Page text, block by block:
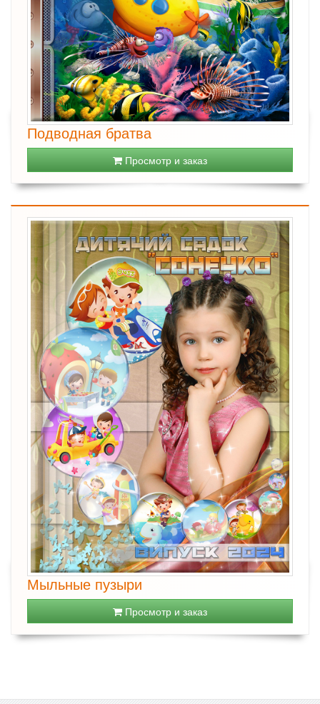
Подводная братва
Просмотр и заказ
Мыльные пузыри
Просмотр и заказ